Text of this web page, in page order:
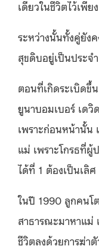
เดียวในชีวิตไว้เพีย
ระหว่างนั้นทั้งคู่ยัง
สุขดิบอยู่เป็นประจำ
ตอนที่เกิดระเบิดขึ้
ยูนาบอมเบอร์ เด
เพราะก่อนหน้านั้น
แม่ เพราะโกรธที่ผู้
ได้ที่ 1 ต้องเป็นเลิ
ในปี 1990 ลูกคนโ
สาธารณะมาหาแม่
ชีวิตลงด้วยการฆ่า